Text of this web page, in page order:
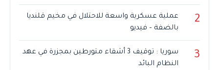
2
عملية عسكرية واسعة للاحتلال في مخيم قلنديا
بالضفة – فيديو
3
سوريا : توقيف 3 أشقاء متورطين بمجزرة في عهد
النظام البائد